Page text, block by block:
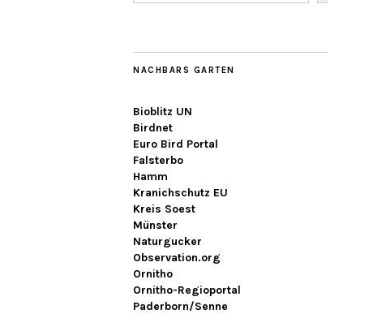
NACHBARS GARTEN
Bioblitz UN
Birdnet
Euro Bird Portal
Falsterbo
Hamm
Kranichschutz EU
Kreis Soest
Münster
Naturgucker
Observation.org
Ornitho
Ornitho-Regioportal
Paderborn/Senne